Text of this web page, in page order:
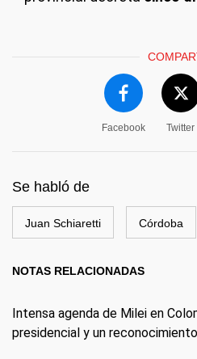
Facebook Twitter
Se habló de
Juan Schiaretti Córdoba
NOTAS RELACIONADAS
Intensa agenda de Milei en
presidencial y un reconocimiento